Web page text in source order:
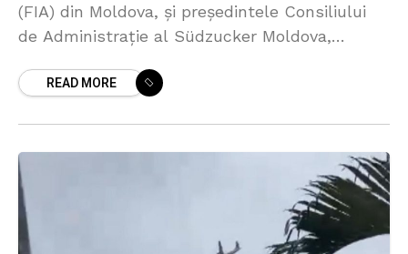
(FIA) din Moldova, și președintele Consiliului
de Administrație al Südzucker Moldova,
astăzi la Vadul lui Vodă, în urma prăbușirii
READ MORE